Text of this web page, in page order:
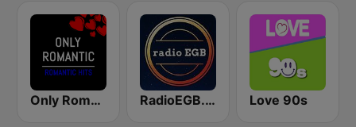
Only Romantic RadioEGB.com Love 90s